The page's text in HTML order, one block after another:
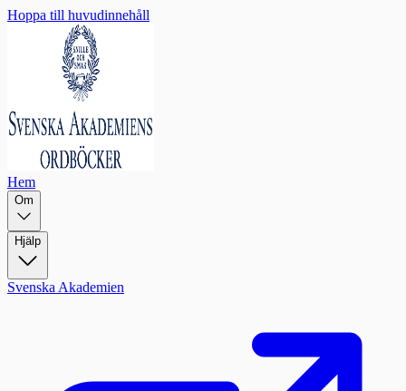
Hoppa till huvudinnehåll
Hem
Om
Hjälp
Svenska Akademien